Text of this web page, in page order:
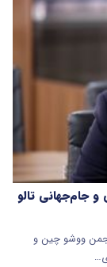
جام‌جهانی تالو
ووشو چین و